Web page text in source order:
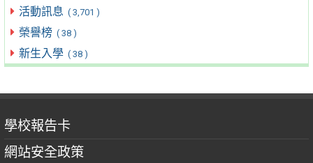
活動訊息 ( 3,701 )
榮譽榜 ( 38 )
新生入學 ( 38 )
學校報告卡
網站安全政策